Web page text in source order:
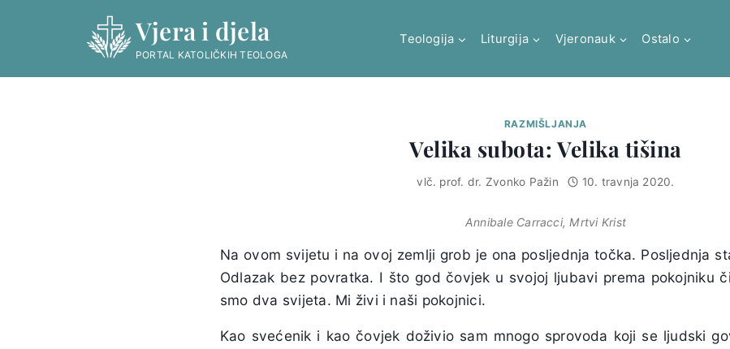
Vjera i djela
PORTAL KATOLIČKIH TEOLOGA
Teologija Liturgija Vjeronauk Ostalo
RAZMIŠLJANJA
Velika subota: Velika tišina
vlč. prof. dr. Zvonko Pažin 10. travnja 2020.
Annibale Carracci, Mrtvi Krist
Na ovom svijetu i na ovoj zemlji grob je ona posljednja točka. Posljednja
Odlazak bez povratka. I što god čovjek u svojoj ljubavi prema pokojniku
smo dva svijeta. Mi živi i naši pokojnici.
Kao svećenik i kao čovjek doživio sam mnogo sprovoda koji se ljudski